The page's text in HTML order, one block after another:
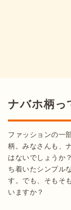
ナバホ柄っ
ファッションの一
柄。みなさんも、
はないでしょうか
ち着いたシンプル
す。でも、そもそ
いますか？